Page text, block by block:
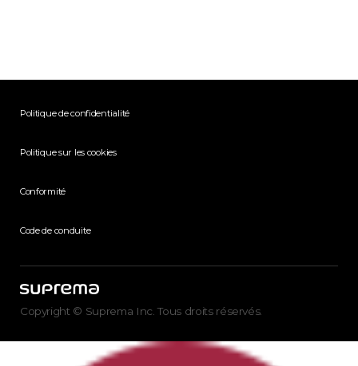
Politique de confidentialité
Politique sur les cookies
Conformité
Code de conduite
Copyright © Suprema Inc. Tous droits réservés.